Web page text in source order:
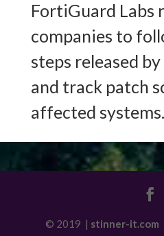
FortiGuard Labs
companies to
steps released
and track patch
affected systems.
© 2019 | stinner-it.com